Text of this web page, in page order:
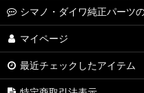
【シマノ】19-22ステラSW［
ツ
【シマノ】08ステラSW［
シマノ・ダイワ純正パーツ
マイページ
最近チェックしたアイテム